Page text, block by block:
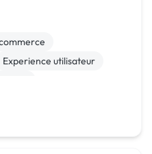
Experience utilisateur